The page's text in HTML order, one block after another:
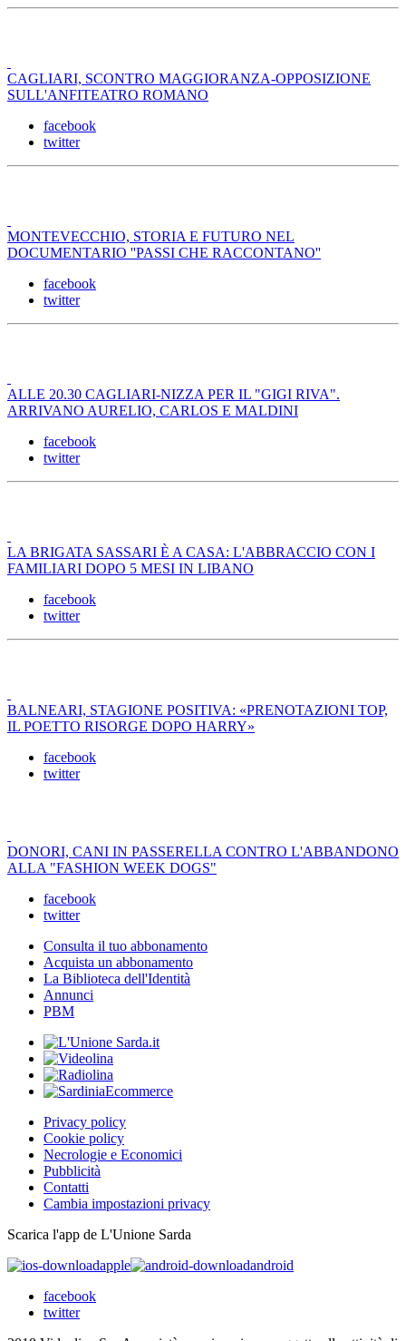
CAGLIARI, SCONTRO MAGGIORANZA-OPPOSIZIONE
SULL'ANFITEATRO ROMANO
facebook
twitter
MONTEVECCHIO, STORIA E FUTURO NEL
DOCUMENTARIO ''PASSI CHE RACCONTANO''
facebook
twitter
ALLE 20.30 CAGLIARI-NIZZA PER IL "GIGI RIVA".
ARRIVANO AURELIO, CARLOS E MALDINI
facebook
twitter
LA BRIGATA SASSARI È A CASA: L'ABBRACCIO CON I
FAMILIARI DOPO 5 MESI IN LIBANO
facebook
twitter
BALNEARI, STAGIONE POSITIVA: «PRENOTAZIONI TOP,
IL POETTO RISORGE DOPO HARRY»
facebook
twitter
DONORI, CANI IN PASSERELLA CONTRO L'ABBANDONO
ALLA "FASHION WEEK DOGS"
facebook
twitter
Consulta il tuo abbonamento
Acquista un abbonamento
La Biblioteca dell'Identità
Annunci
PBM
Privacy policy
Cookie policy
Necrologie e Economici
Pubblicità
Contatti
Cambia impostazioni privacy
Scarica l'app de L'Unione Sarda
apple
android
facebook
twitter